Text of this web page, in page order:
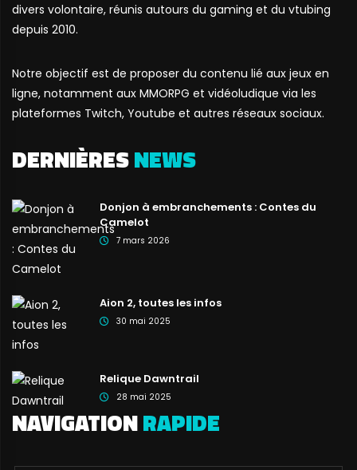
divers volontaire, réunis autours du gaming et du vtubing
depuis 2010.
Notre objectif est de proposer du contenu lié aux jeux en
ligne, notamment aux MMORPG et vidéoludique via les
plateformes Twitch, Youtube et autres réseaux sociaux.
DERNIÈRESNEWS
Donjon à embranchements : Contes du
Camelot
7 mars 2026
Aion 2, toutes les infos
30 mai 2025
Relique Dawntrail
28 mai 2025
NAVIGATIONRAPIDE